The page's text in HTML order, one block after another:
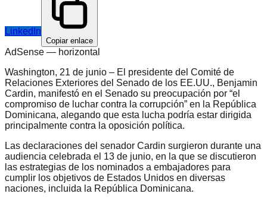
LinkedIn
Copiar enlace
AdSense — horizontal
Washington, 21 de junio – El presidente del Comité de
Relaciones Exteriores del Senado de los EE.UU., Benjamin
Cardin, manifestó en el Senado su preocupación por “el
compromiso de luchar contra la corrupción” en la República
Dominicana, alegando que esta lucha podría estar dirigida
principalmente contra la oposición política.
Las declaraciones del senador Cardin surgieron durante una
audiencia celebrada el 13 de junio, en la que se discutieron
las estrategias de los nominados a embajadores para
cumplir los objetivos de Estados Unidos en diversas
naciones, incluida la República Dominicana.